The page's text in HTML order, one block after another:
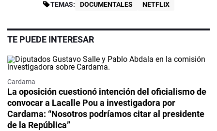
TEMAS: DOCUMENTALES NETFLIX
TE PUEDE INTERESAR
Cardama
La oposición cuestionó intención del oficialismo de
convocar a Lacalle Pou a investigadora por
Cardama: “Nosotros podríamos citar al presidente
de la República”